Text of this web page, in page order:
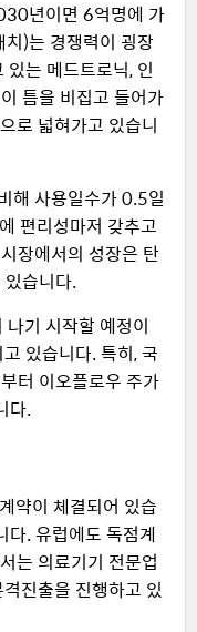
년이면 6억명에 가
)는 경쟁력이 굉장
는 메드트로닉, 인
틈을 비집고 들어가
로 넓혀가고 있습니
해 사용일수가 0.5일
편리성마저 갖추고
장에서의 성장은 탄
습니다.
기 시작할 예정이
있습니다. 특히, 국
터 이오플로우 주가
다.
약이 체결되어 있습
. 유럽에도 독점계
는 의료기기 전문업
진출을 진행하고 있